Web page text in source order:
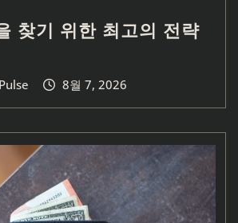
찾기 위한 최고의 전략
8월 7, 2026